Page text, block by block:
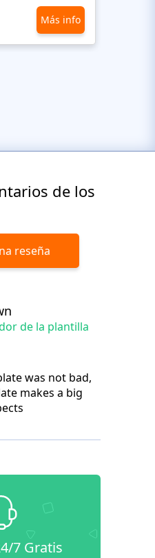
Más info
de los
reseña
de la plantilla
was not bad,
makes a big
7 Gratis